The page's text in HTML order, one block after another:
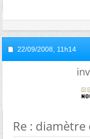
22/09/2008, 11h14
Re :